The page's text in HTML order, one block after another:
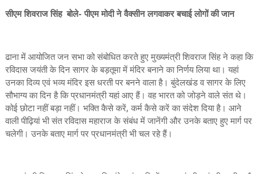
सीएम शिवराज सिंह बोले- पीएम मोदी ने वैक्सीन लगवाकर बचाई लोगों की जान
ढाना में आयोजित जन सभा को संबोधित करते हुए मुख्यमंत्री शिवराज सिंह ने कहा कि
रविदास जयंती के दिन सागर के बड़तूमा में मंदिर बनाने का निर्णय लिया था। यहां
उनका दिव्य एवं भव्य मंदिर इस धरती पर बनने वाला है। बुंदेलखंड व सागर के लिए
सौभाग्य का दिन है कि प्रधानमंत्री यहां आए हैं। वह भारत को जोड़ने वाले संत थे।
कोई छोटा नहीं बड़ा नहीं। भक्ति कैसे करें, कर्म कैसे करें का संदेश दिया है। आने
वाली पीढ़ियां भी संत रविदास महाराज के संबंध में जानेंगी और उनके बताए हुए मार्ग पर
चलेगी। उनके बताए मार्ग पर प्रधानमंत्री भी चल रहे हैं।